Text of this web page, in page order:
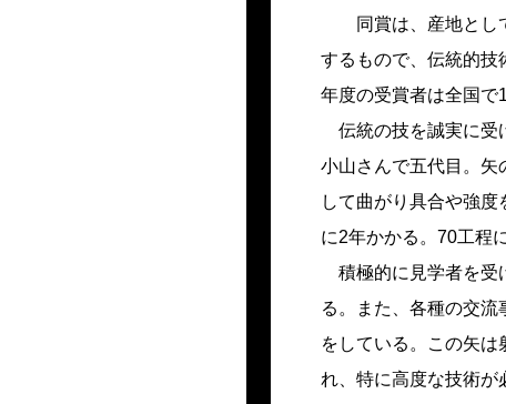
同賞は、産地とし
するもので、伝統的技
年度の受賞者は全国で
伝統の技を誠実に受
小山さんで五代目。矢
して曲がり具合や強
に2年かかる。70工程
積極的に見学者を受
る。また、各種の交流
をしている。この矢
れ、特に高度な技術が